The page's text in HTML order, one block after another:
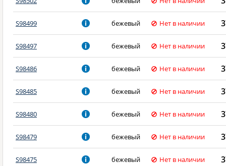
S98499 бежевый Нет в наличии
S98497 бежевый Нет в наличии
S98486 бежевый Нет в наличии
S98485 бежевый Нет в наличии
S98480 бежевый Нет в наличии
S98479 бежевый Нет в наличии
S98475 бежевый Нет в наличии